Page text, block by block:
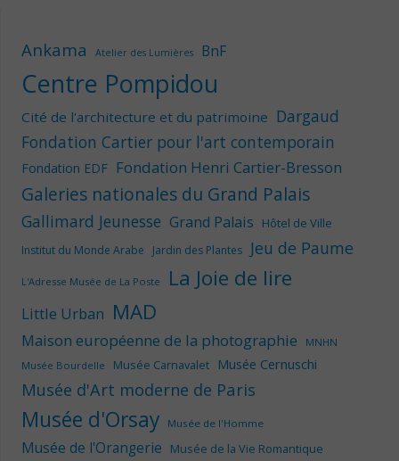
Ankama Atelier des Lumières BnF
Centre Pompidou
Cité de l'architecture et du patrimoine Dargaud
Fondation Cartier pour l'art contemporain
Fondation EDF Fondation Henri Cartier-Bresson
Galeries nationales du Grand Palais
Gallimard Jeunesse Grand Palais Hôtel de Ville
Institut du Monde Arabe Jardin des Plantes Jeu de Paume
L'Adresse Musée de La Poste La Joie de lire
Little Urban MAD
Maison européenne de la photographie
MNHN
Musée Bourdelle
Musée Carnavalet Musée Cernuschi
Musée d'Art moderne de Paris
Musée d'Orsay Musée de l'Homme
Musée de l'Orangerie Musée de la Vie Romantique